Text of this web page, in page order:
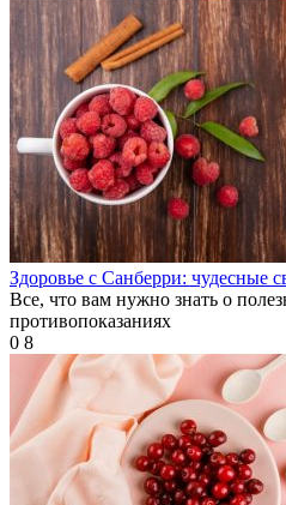
Здоровье с Санберри: чудесные
Все, что вам нужно знать о
противопоказаниях
0 8